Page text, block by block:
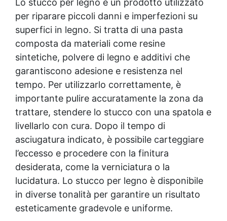
sola mano di prodotto.
per riparare piccoli danni e imperfezioni su
superfici in legno. Si tratta di una pasta
composta da materiali come resine
sintetiche, polvere di legno e additivi che
garantiscono adesione e resistenza nel
tempo. Per utilizzarlo correttamente, è
importante pulire accuratamente la zona da
trattare, stendere lo stucco con una spatola e
livellarlo con cura. Dopo il tempo di
asciugatura indicato, è possibile carteggiare
l’eccesso e procedere con la finitura
desiderata, come la verniciatura o la
lucidatura. Lo stucco per legno è disponibile
in diverse tonalità per garantire un risultato
esteticamente gradevole e uniforme.